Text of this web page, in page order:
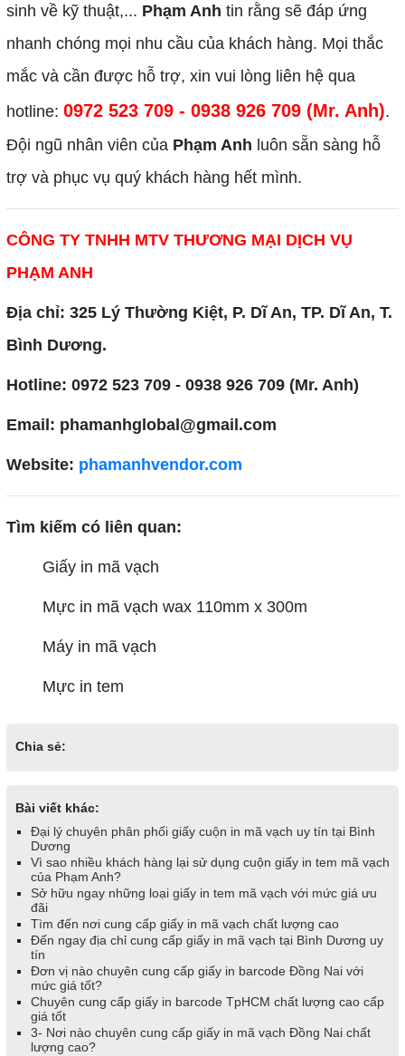
sinh về kỹ thuật,... Phạm Anh tin rằng sẽ đáp ứng
nhanh chóng mọi nhu cầu của khách hàng. Mọi thắc
mắc và cần được hỗ trợ, xin vui lòng liên hệ qua
hotline: 0972 523 709 - 0938 926 709 (Mr. Anh).
Đội ngũ nhân viên của Phạm Anh luôn sẵn sàng hỗ
trợ và phục vụ quý khách hàng hết mình.
CÔNG TY TNHH MTV THƯƠNG MẠI DỊCH VỤ
PHẠM ANH
Địa chỉ: 325 Lý Thường Kiệt, P. Dĩ An, TP. Dĩ An, T.
Bình Dương.
Hotline: 0972 523 709 - 0938 926 709 (Mr. Anh)
Email: phamanhglobal@gmail.com
Website: phamanhvendor.com
Tìm kiếm có liên quan:
Giấy in mã vạch
Mực in mã vạch wax 110mm x 300m
Máy in mã vạch
Mực in tem
Chia sẻ:
Bài viết khác:
Đại lý chuyên phân phối giấy cuộn in mã vạch uy tín tại Bình
Dương
Vì sao nhiều khách hàng lại sử dụng cuộn giấy in tem mã vạch
của Phạm Anh?
Sở hữu ngay những loại giấy in tem mã vạch với mức giá ưu
đãi
Tìm đến nơi cung cấp giấy in mã vạch chất lượng cao
Đến ngay địa chỉ cung cấp giấy in mã vạch tại Bình Dương uy
tín
Đơn vị nào chuyên cung cấp giấy in barcode Đồng Nai với
mức giá tốt?
Chuyên cung cấp giấy in barcode TpHCM chất lượng cao cấp
giá tốt
3- Nơi nào chuyên cung cấp giấy in mã vạch Đồng Nai chất
lượng cao?